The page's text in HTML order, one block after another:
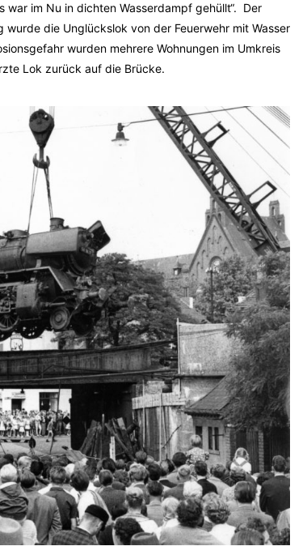
im Nu in dichten Wasserdampf gehüllt“. Der
die Unglückslok von der Feuerwehr mit Wasser
wurden mehrere Wohnungen im Umkreis
Lok zurück auf die Brücke.